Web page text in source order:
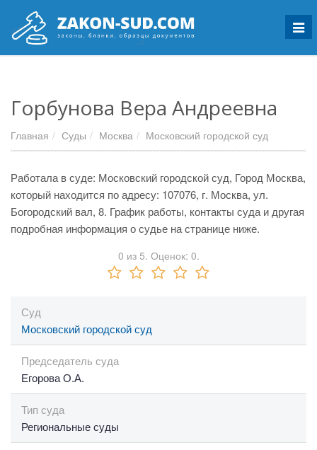
Горбунова Вера Андреевна
Главная Суды Москва Московский городской суд
Работала в суде: Московский городской суд, Город Москва,
который находится по адресу: 107076, г. Москва, ул.
Богородский вал, 8. График работы, контакты суда и другая
подробная информация о судье на странице ниже.
0 из 5. Оценок: 0.
Суд
Московский городской суд
Председатель суда
Егорова О.А.
Тип суда
Региональные суды